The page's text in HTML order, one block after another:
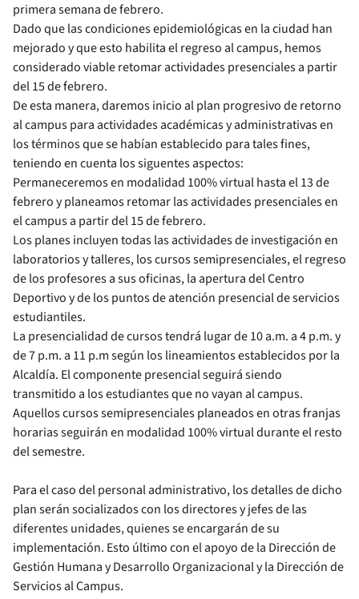
primera semana de febrero.
Dado que las condiciones epidemiológicas en la ciudad han
mejorado y que esto habilita el regreso al campus, hemos
considerado viable retomar actividades presenciales a partir
del 15 de febrero.
De esta manera, daremos inicio al plan progresivo de retorno
al campus para actividades académicas y administrativas en
los términos que se habían establecido para tales fines,
teniendo en cuenta los siguentes aspectos:
Permaneceremos en modalidad 100% virtual hasta el 13 de
febrero y planeamos retomar las actividades presenciales en
el campus a partir del 15 de febrero.
Los planes incluyen todas las actividades de investigación en
laboratorios y talleres, los cursos semipresenciales, el regreso
de los profesores a sus oficinas, la apertura del Centro
Deportivo y de los puntos de atención presencial de servicios
estudiantiles.
La presencialidad de cursos tendrá lugar de 10 a.m. a 4 p.m. y
de 7 p.m. a 11 p.m según los lineamientos establecidos por la
Alcaldía. El componente presencial seguirá siendo
transmitido a los estudiantes que no vayan al campus.
Aquellos cursos semipresenciales planeados en otras franjas
horarias seguirán en modalidad 100% virtual durante el resto
del semestre.
Para el caso del personal administrativo, los detalles de dicho
plan serán socializados con los directores y jefes de las
diferentes unidades, quienes se encargarán de su
implementación. Esto último con el apoyo de la Dirección de
Gestión Humana y Desarrollo Organizacional y la Dirección de
Servicios al Campus.